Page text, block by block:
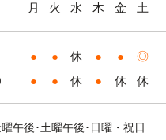
月 火 水 木 金 土
● ● 休 ● ● ◎
● ● 休 ● 休 休
午後･土曜午後･日曜・祝日